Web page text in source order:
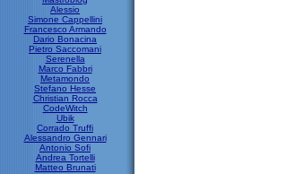
Alessio
Simone Cappellini
Francesco Armando
Dario Bonacina
Pietro Saccomani
Serenella
Marco Fabbri
Metamondo
Stefano Hesse
Christian Rocca
CodeWitch
Ubik
Corrado Truffi
Alessandro Gennari
Antonio Sofi
Andrea Tortelli
Matteo Brunati